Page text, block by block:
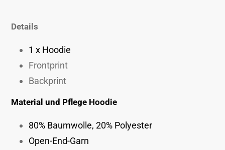
wird
Warenkorb
hinzugefügt
Details
1 x Hoodie
Frontprint
Backprint
Material und Pflege Hoodie
80% Baumwolle, 20% Polyester
Open-End-Garn